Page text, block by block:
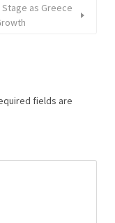
as Greece
fields are